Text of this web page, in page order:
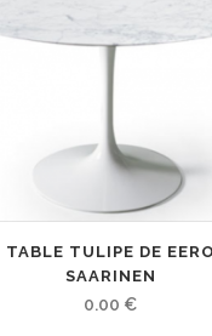
TABLE TULIPE DE
SAARINEN
0.00 €